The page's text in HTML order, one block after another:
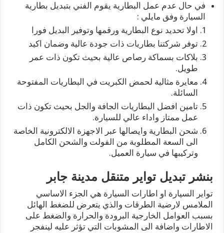
في حال عدم عمل البطارية يقوم الفني بتبديل بطارية
السيارة وفق مايلي :
اولا تحديد نوع البطارية ورقمها وتوفير البديل فورا
توفر شركتنا بطاريات ذات جودة عالية وضمان اكيد
بلاكات بسماكة رصاص عالية بحيث تكون ذات عمر
طويل.
معايرة مثالية لحمض الكبريت في البطاريات المفتوحة
السائلة.
تامين افضل البطاريات الجافة والجل بحيث تكون ذات
عمل ممتاز واداء عالي للسيارة.
شحن البطارية وايصالها عبر الاجهزة الالكترونية الخاصة
الى السعة المطلوبة من الفولت والشحن الكامل
وتركيبها في سيارة العميل.
بنشر تبديل تواير متنقل مدينة جابر
تواير السيارة او اطارات السيارة هي الجزء الاساسي
الملامس لارضية الطرقات والذي يتعرض للضغط الهائل
بسبب العوامل الخارجية البرودة والحرارة والضغط على
الاطارات واضافة الى المشوبات التي تؤثر عليه لينفجر